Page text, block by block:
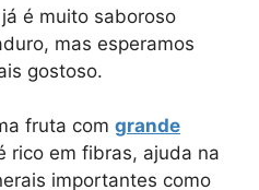
é muito saboroso
mas esperamos
gostoso.
fruta com grande
rico em fibras, ajuda na
importantes como